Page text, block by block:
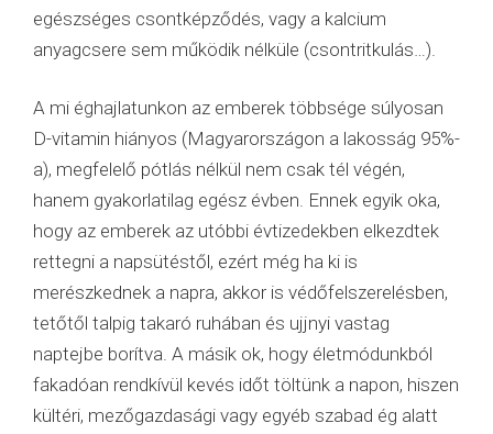
egészséges csontképződés, vagy a kalcium
anyagcsere sem működik nélküle (csontritkulás…).
A mi éghajlatunkon az emberek többsége súlyosan
D-vitamin hiányos (Magyarországon a lakosság 95%-
a), megfelelő pótlás nélkül nem csak tél végén,
hanem gyakorlatilag egész évben. Ennek egyik oka,
hogy az emberek az utóbbi évtizedekben elkezdtek
rettegni a napsütéstől, ezért még ha ki is
merészkednek a napra, akkor is védőfelszerelésben,
tetőtől talpig takaró ruhában és ujjnyi vastag
naptejbe borítva. A másik ok, hogy életmódunkból
fakadóan rendkívül kevés időt töltünk a napon, hiszen
kültéri, mezőgazdasági vagy egyéb szabad ég alatt